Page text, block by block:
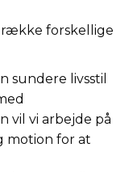
forskellige
sundere livsstil
vil vi arbejde på
motion for at